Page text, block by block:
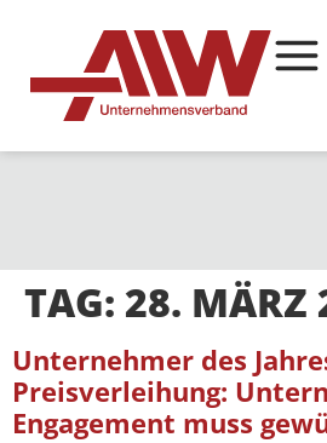
TAG: 28. MÄRZ
Unternehmer des
Preisverleihung:
Engagement muss